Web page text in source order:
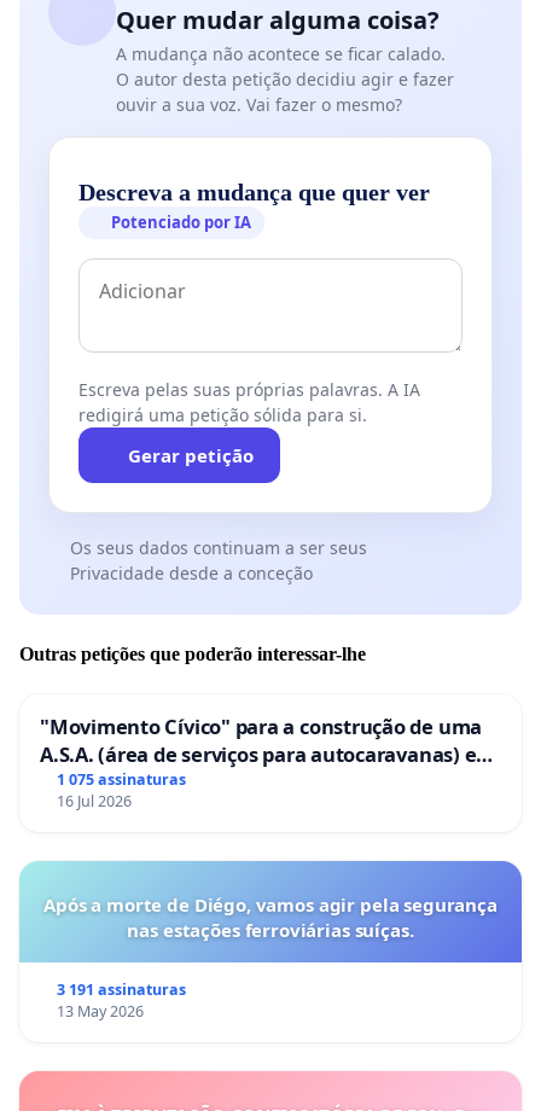
Quer mudar alguma coisa?
A mudança não acontece se ficar calado.
O autor desta petição decidiu agir e fazer
ouvir a sua voz. Vai fazer o mesmo?
Descreva a mudança que quer ver
Potenciado por IA
Escreva pelas suas próprias palavras. A IA
redigirá uma petição sólida para si.
Gerar petição
Os seus dados continuam a ser seus
Privacidade desde a conceção
Outras petições que poderão interessar-lhe
"Movimento Cívico" para a construção de uma
A.S.A. (área de serviços para autocaravanas) em
Coimbra
1 075 assinaturas
16 Jul 2026
Após a morte de Diégo, vamos agir pela segurança
nas estações ferroviárias suíças.
3 191 assinaturas
13 May 2026